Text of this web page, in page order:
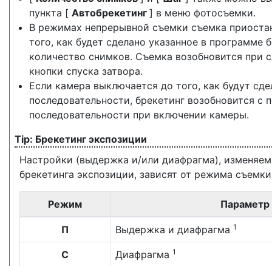
пункта [ Автобрекетинг ] в меню фотосъемки.
В режимах непрерывной съемки съемка
того, как будет сделано указанное в программе
количество снимков. Съемка возобновится при
кнопки спуска затвора.
Если камера выключается до того, как будут
последовательности, брекетинг возобновится с
последовательности при включении камеры.
Брекетинг экспозиции
Настройки (выдержка и/или диафрагма),
брекетинга экспозиции, зависят от режима
Режим Параметр
П Выдержка и диафрагма 1
С Диафрагма 1